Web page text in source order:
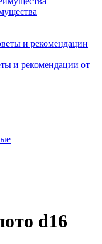
и рекомендации от
d16